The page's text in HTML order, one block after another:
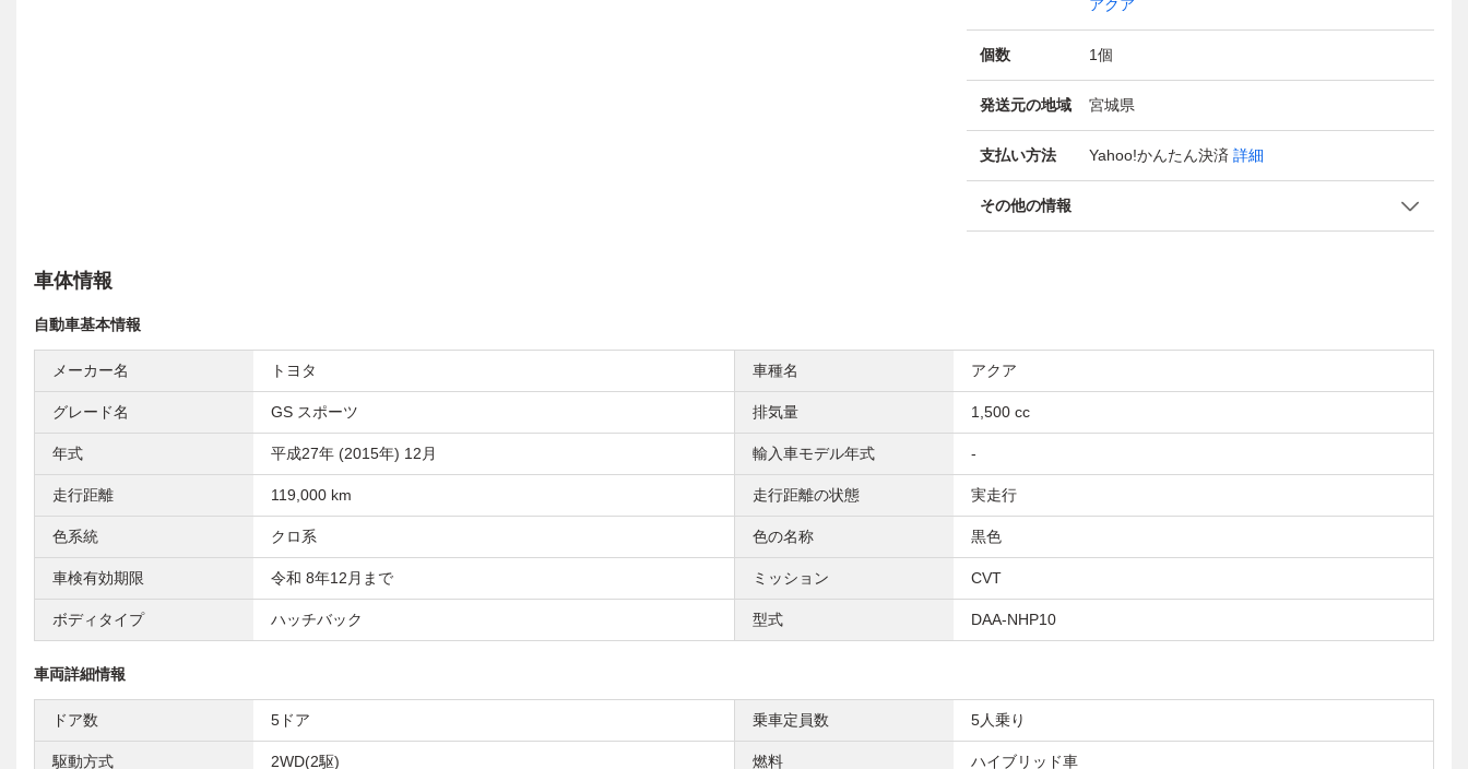
アクア
個数 1個
発送元の地域 宮城県
支払い方法 Yahoo!かんたん決済 詳細
その他の情報
車体情報
自動車基本情報
メーカー名 トヨタ 車種名 アクア
グレード名 GS スポーツ 排気量 1,500 cc
年式 平成27年 (2015年) 12月 輸入車モデル年式 -
走行距離 119,000 km 走行距離の状態 実走行
色系統 クロ系 色の名称 黒色
車検有効期限 令和 8年12月まで ミッション CVT
ボディタイプ ハッチバック 型式 DAA-NHP10
車両詳細情報
ドア数 5ドア 乗車定員数 5人乗り
駆動方式 2WD(2駆) 燃料 ハイブリッド車